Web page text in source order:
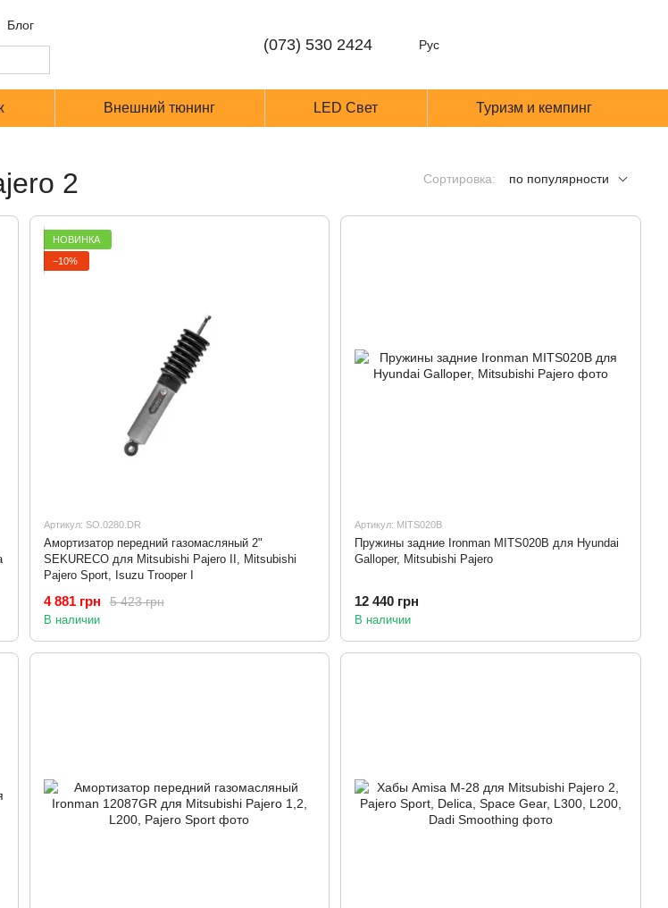
Блог
(073) 530 2424 Рус
Внешний тюнинг LED Cвет Туризм и кемпинг
2 Сортировка: по популярности
НОВИНКА
−10%
Артикул: SO.0280.DR
Амортизатор передний газомасляный 2"
SEKURECO для Mitsubishi Pajero II, Mitsubishi
Pajero Sport, Isuzu Trooper I
5 423 грн
4 881 грн
В наличии
Артикул: MITS020B
Пружины задние Ironman MITS020B для Hyundai
Galloper, Mitsubishi Pajero
12 440 грн
В наличии